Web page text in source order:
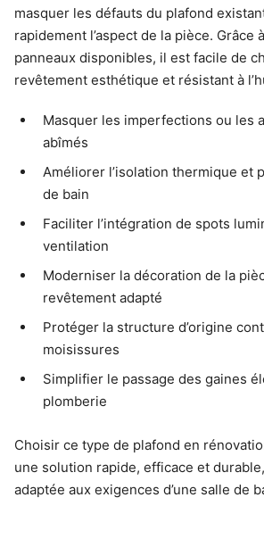
masquer les défauts du plafond
rapidement l’aspect de la pièce. Grâce
panneaux disponibles, il est facile de
revêtement esthétique et résistant à
Masquer les imperfections ou les
abîmés
Améliorer l’isolation thermique et
de bain
Faciliter l’intégration de spots
ventilation
Moderniser la décoration de la
revêtement adapté
Protéger la structure d’origine
moisissures
Simplifier le passage des gaines
plomberie
Choisir ce type de plafond en
une solution rapide, efficace et
adaptée aux exigences d’une salle de